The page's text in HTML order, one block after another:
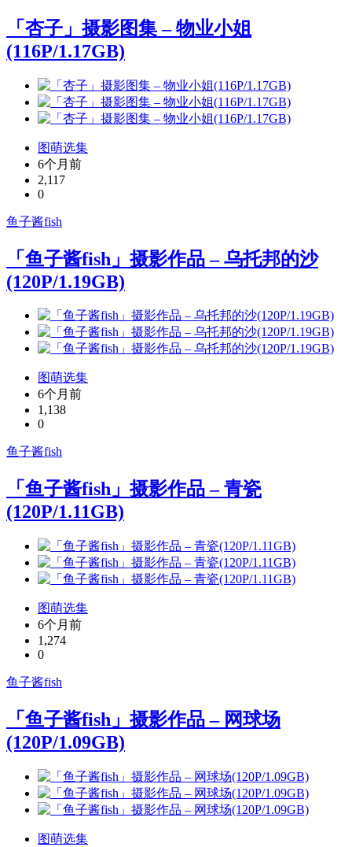
「杏子」摄影图集 – 物业小姐
(116P/1.17GB)
图萌选集
6个月前
2,117
0
鱼子酱fish
「鱼子酱fish」摄影作品 – 乌托邦的沙
(120P/1.19GB)
图萌选集
6个月前
1,138
0
鱼子酱fish
「鱼子酱fish」摄影作品 – 青瓷
(120P/1.11GB)
图萌选集
6个月前
1,274
0
鱼子酱fish
「鱼子酱fish」摄影作品 – 网球场
(120P/1.09GB)
图萌选集